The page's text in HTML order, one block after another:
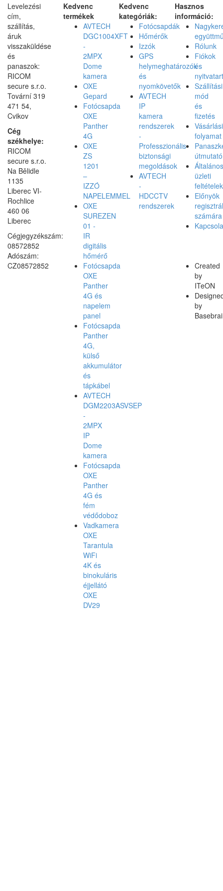
Levelezési
cím,
szállítás,
áruk
visszaküldése
és
panaszok:
RICOM
secure s.r.o.
Tovární 319
471 54,
Cvikov
Cég
székhelye:
RICOM
secure s.r.o.
Na Bělidle
1135
Liberec VI-
Rochlice
460 06
Liberec
Cégjegyzékszám:
08572852
Adószám:
CZ08572852
Kedvenc
termékek
AVTECH
DGC1004XFT
-
2MPX
Dome
kamera
OXE
Gepard
Fotócsapda
OXE
Panther
4G
OXE
ZS
1201
–
IZZÓ
NAPELEMMEL
OXE
SUREZEN
01 -
IR
digitális
hőmérő
Fotócsapda
OXE
Panther
4G és
napelem
panel
Fotócsapda
Panther
4G,
külső
akkumulátor
és
tápkábel
AVTECH
DGM2203ASVSEP
-
2MPX
IP
Dome
kamera
Fotócsapda
OXE
Panther
4G és
fém
védődoboz
Vadkamera
OXE
Tarantula
WiFi
4K és
binokuláris
éjjellátó
OXE
DV29
Kedvenc
kategóriák:
Fotócsapdák
Hőmérők
Izzók
GPS
helymeghatározók
és
nyomkövetők
AVTECH
IP
kamera
rendszerek
-
Professzionális
biztonsági
megoldások
AVTECH
-
HDCCTV
rendszerek
Hasznos
információ:
Rólunk
Fiókok
és
Szállítási
mód
és
fizetés
Vásárlási
folyamat
útmutató
Általános
üzleti
feltételek
Előnyök
számára
Created
by
ITeON
by